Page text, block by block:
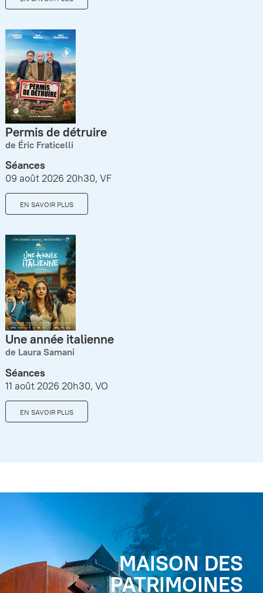
Permis de détruire
de Éric Fraticelli
Séances
09 août 2026 20h30, VF
EN SAVOIR PLUS
Une année italienne
de Laura Samani
Séances
11 août 2026 20h30, VO
EN SAVOIR PLUS
MAISON DES
PATRIMOINES